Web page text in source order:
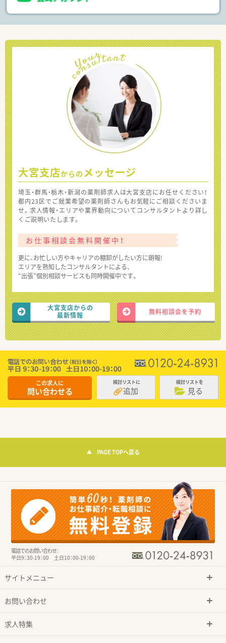
大宮支店からの メッセージ
埼玉・群馬・栃木・新潟の薬剤師求人は大宮支店にお任せください！
都内23区でご就業希望の薬剤師さんもお気軽にご相談くださいま
せ。求人情報・エリアや業界動向についてコンサルタントより詳し
くご説明いたします。
お仕事相談会無料開催中！
更に、お忙しい方やキャリアの棚卸がしたい方に朗報!
エリアを熟知したコンサルタントによる、
“出張”個別相談サービスも同時開催中です。
大宮支店からの
最新情報
無料相談会を予約
この求人に
問い合わせる
検討リストに
追加
検討リストを
見る
PAGE TOPへ戻る
電話でのお問い合わせ：
平日9：30-19：00 土日10：00-19：00
サイトメニュー
お問い合わせ
求人特集